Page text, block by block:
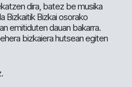
dira, batez be musika
Bizkaitik Bizkai osorako
emitiduten dauan bakarra.
bizkaiera hutsean egiten